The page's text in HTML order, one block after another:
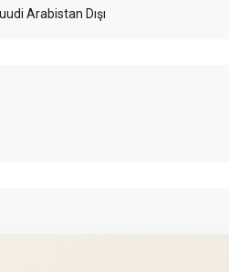
Arabistan Dışı